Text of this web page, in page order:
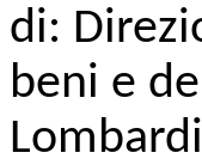
di:
beni e